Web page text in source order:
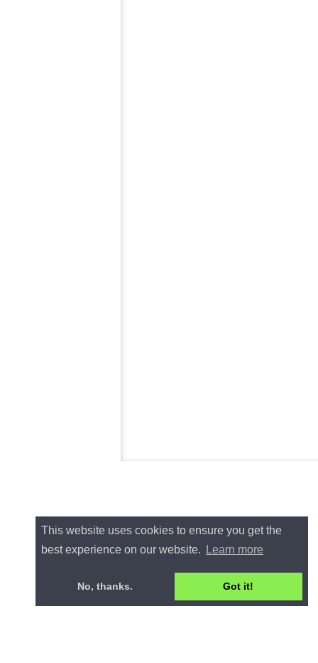
This website uses cookies to ensure you get the
best experience on our website.
Learn more
No, thanks. Got it!